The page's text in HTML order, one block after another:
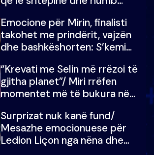
çmimin e madh
Emocione për Mirin, finalisti
takohet me prindërit, vajzën
dhe bashkëshorten: S’kemi
“Krevati me Selin më rrëzoi të
gjitha planet”/ Miri rrëfen
momentet më të bukura në
mungojë zilja e mëngjesit kur…
Surprizat nuk kanë fund/
Mesazhe emocionuese për
Ledion Liçon nga nëna dhe